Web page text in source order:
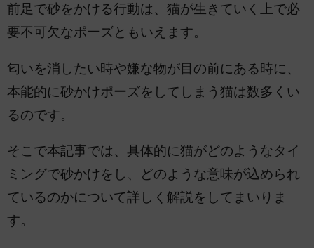
前足で砂をかける行動は、猫が生きていく上で必
要不可欠なポーズともいえます。
匂いを消したい時や嫌な物が目の前にある時に、
本能的に砂かけポーズをしてしまう猫は数多くい
るのです。
そこで本記事では、具体的に猫がどのようなタイ
ミングで砂かけをし、どのような意味が込められ
ているのかについて詳しく解説をしてまいりま
す。